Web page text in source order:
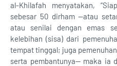
al-Khilafah menyatakan,
sebesar 50 dirham —atau
atau senilai dengan emas
kelebihan (sisa) dari
tempat tinggal; juga
serta pembantunya— maka ia